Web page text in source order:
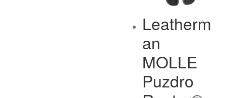
Leatherm
an
MOLLE
Puzdro